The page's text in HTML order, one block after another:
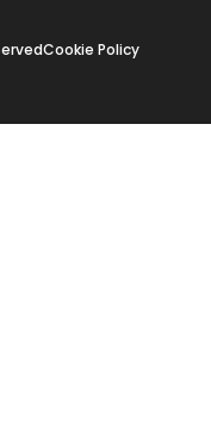
Cookie Policy